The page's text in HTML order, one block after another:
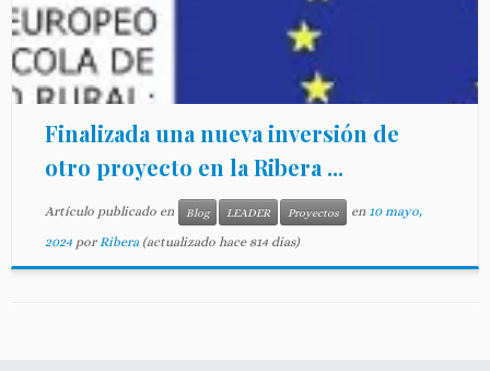
Finalizada una nueva inversión de
otro proyecto en la Ribera ...
Artículo publicado en Blog LEADER Proyectos en 10 mayo,
2024 porRibera(actualizado hace 814 dias)